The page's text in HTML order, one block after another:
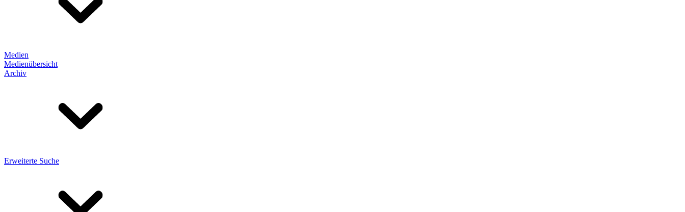
Medien
Medienübersicht
Archiv
Erweiterte Suche